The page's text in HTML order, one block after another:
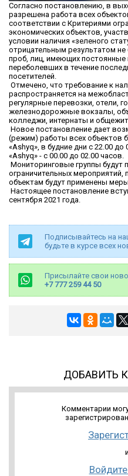
Согласно постановлению, в
разрешена работа всех
соответствии с Критериями
экономических объектов,
условии наличия «зеленого
отрицательным результатом
проб, лиц, имеющих постоянные
переболевших в течение
посетителей.
Отмечено, что требование к
распространяется на
регулярные перевозки, отели,
железнодорожные вокзалы,
колледжи, интернаты и
Новое постановление дает
(режим) работы всех объектов
«Ashyq», в будние дни с 22.00
«Ashyq» - с 00.00 до 02.00 часов.
Мониторинговые группы
ограничительных
объектам будут применены меры.
Настоящее постановление
сентября 2021 года.
Подписывайтесь на
будьте в курсе всех
Присылайте свои
+7 777 259 44 50
ДОБАВИТЬ
Комментарии